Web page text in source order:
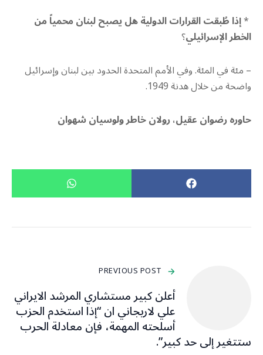
*إذا طُبقت القرارات الدولية هل يصبح لبنان محمياً من
الخطر الإسرائيلي؟
– مئة في المئة. وفي الأمم المتحدة الحدود بين لبنان وإسرائيل
واضحة من خلال هدنة 1949.
حاوره رضوان عقيل، رولان خاطر ولوسيان شهوان
PREVIOUS POST
أعلن كبير مستشاري المرشد الايراني
علي لاريجاني ان “إذا استخدم الحزب
أسلحته المهمة، فإن معادلة الحرب
ستتغير إلى حد كبير”.